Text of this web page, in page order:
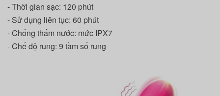
- Thời gian sạc: 120 phút
- Sử dụng liên tục: 60 phút
- Chống thấm nước: mức IPX7
- Chế độ rung: 9 tầm số rung